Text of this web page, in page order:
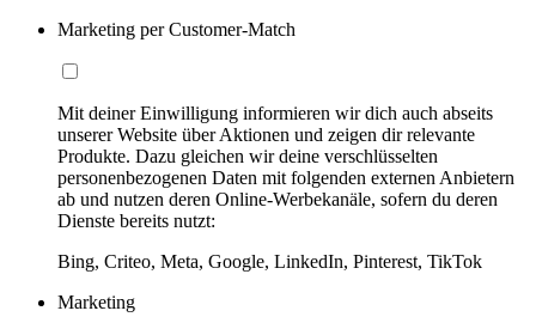
Marketing per Customer-Match
Mit deiner Einwilligung informieren wir dich auch abseits
unserer Website über Aktionen und zeigen dir relevante
Produkte. Dazu gleichen wir deine verschlüsselten
personenbezogenen Daten mit folgenden externen Anbietern
ab und nutzen deren Online-Werbekanäle, sofern du deren
Dienste bereits nutzt:
Bing, Criteo, Meta, Google, LinkedIn, Pinterest, TikTok
Marketing